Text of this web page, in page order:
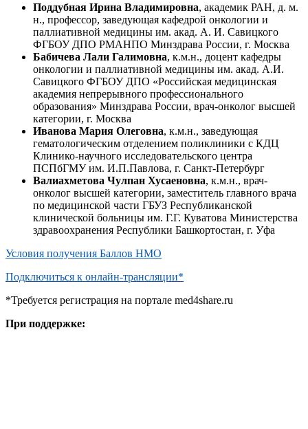
Поддубная Ирина Владимировна, академик РАН, д. м.
н., профессор, заведующая кафедрой онкологии и
паллиативной медицины им. акад. А. И. Савицкого
ФГБОУ ДПО РМАНПО Минздрава России, г. Москва
Бабичева Лали Галимовна, к.м.н., доцент кафедры
онкологии и паллиативной медицины им. акад. А.И.
Савицкого ФГБОУ ДПО «Российская медицинская
академия непрерывного профессионального
образования» Минздрава России, врач-онколог высшей
категории, г. Москва
Иванова Мария Олеговна, к.м.н., заведующая
гематологическим отделением поликлиники с КДЦ
Клинико-научного исследовательского центра
ПСПбГМУ им. И.П.Павлова, г. Санкт-Петербург
Валиахметова Чулпан Хусаеновна, к.м.н., врач-
онколог высшей категории, заместитель главного врача
по медицинской части ГБУЗ Республиканской
клинической больницы им. Г.Г. Куватова Министерства
здравоохранения Республики Башкортостан, г. Уфа
Условия получения Баллов НМО
Подключиться к онлайн-трансляции*
*Требуется регистрация на портале med4share.ru
При поддержке: